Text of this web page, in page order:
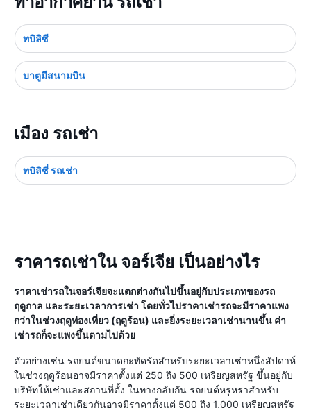
ทบิลิซี
บาตูมีสนามบิน
เมือง รถเช่า
ทบิลิซี่ รถเช่า
ราคารถเช่าใน จอร์เจีย เป็นอย่างไร
ราคาเช่ารถในจอร์เจียจะแตกต่างกันไปขึ้นอยู่กับประเภทของรถ
ฤดูกาล และระยะเวลาการเช่า โดยทั่วไปราคาเช่ารถจะมีราคาแพง
กว่าในช่วงฤดูท่องเที่ยว (ฤดูร้อน) และยิ่งระยะเวลาเช่านานขึ้น ค่า
เช่ารถก็จะแพงขึ้นตามไปด้วย
ตัวอย่างเช่น รถยนต์ขนาดกะทัดรัดสำหรับระยะเวลาเช่าหนึ่งสัปดาห์
ในช่วงฤดูร้อนอาจมีราคาตั้งแต่ 250 ถึง 500 เหรียญสหรัฐ ขึ้นอยู่กับ
บริษัทให้เช่าและสถานที่ตั้ง ในทางกลับกัน รถยนต์หรูหราสำหรับ
ระยะเวลาเช่าเดียวกันอาจมีราคาตั้งแต่ 500 ถึง 1,000 เหรียญสหรัฐ